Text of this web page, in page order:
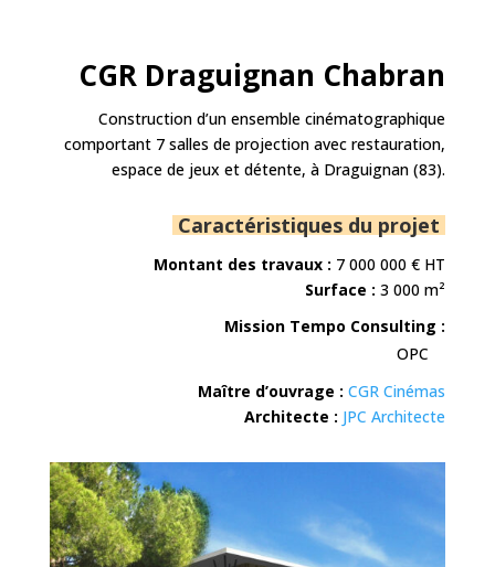
CGR Draguignan Chabran
Construction d’un ensemble cinématographique
comportant 7 salles de projection avec restauration,
espace de jeux et détente, à Draguignan (83).
Caractéristiques du projet
Montant des travaux : 7 000 000€ HT
Surface :3 000 m²
Mission Tempo Consulting :
OPC
Maître d’ouvrage :CGR Cinémas
Architecte : JPC Architecte